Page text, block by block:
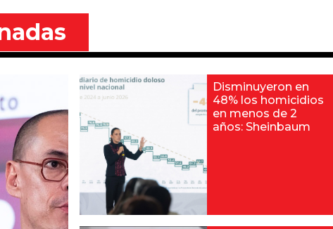
Disminuyeron en
48% los homicidios
en menos de 2
años: Sheinbaum